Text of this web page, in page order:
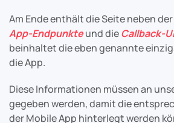
Am Ende enthält die Seite neben der
App-Endpunkteund dieCallback-
beinhaltet die eben genannte
die App.
Diese Informationen müssen an
gegeben werden, damit die
der Mobile App hinterlegt werden